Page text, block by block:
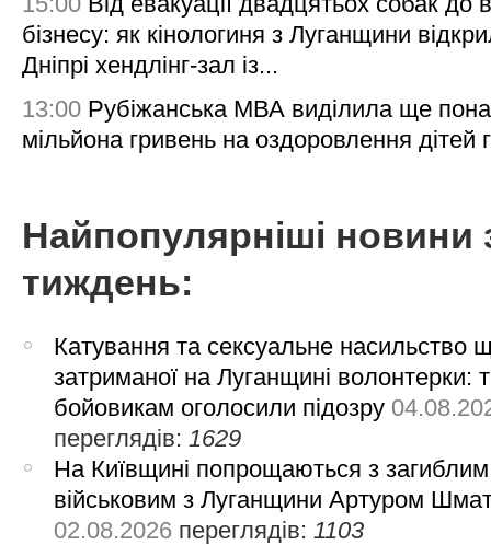
бізнесу: як кінологиня з Луганщини
Дніпрі хендлінг-зал із...
13:00 Рубіжанська МВА виділила ще
мільйона гривень на оздоровлення дітей
Найпопулярніші новини
тиждень:
Катування та сексуальне насильство
затриманої на Луганщині волонтерки:
бойовикам оголосили підозру
переглядів: 1629
На Київщині попрощаються з загиблим
військовим з Луганщини Артуром
02.08.2026 переглядів: 1103